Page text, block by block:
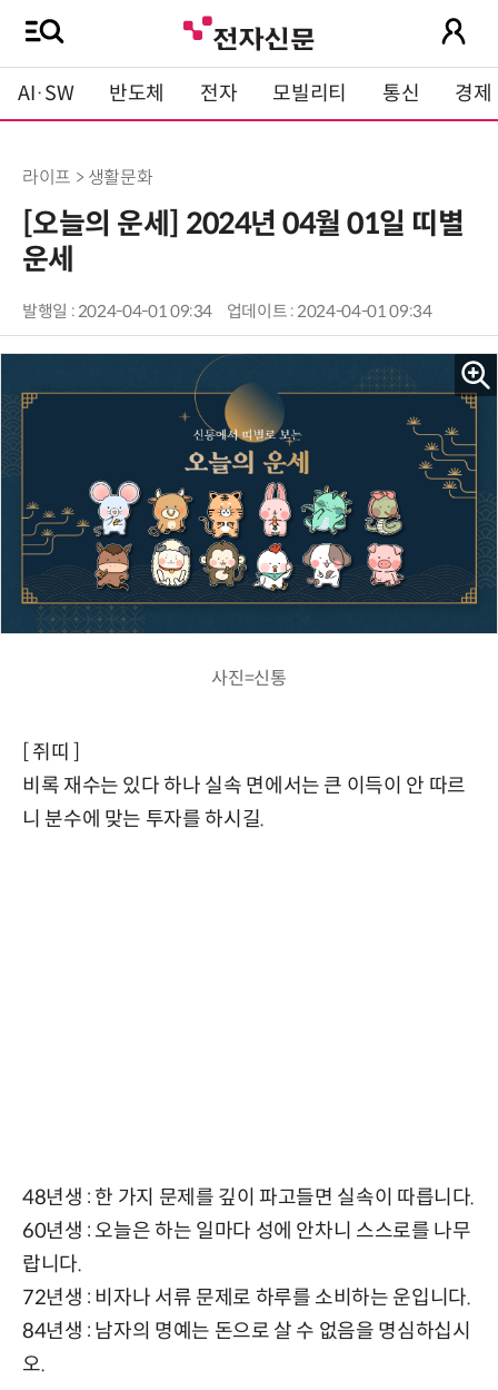
AI·SW 반도체 전자 모빌리티 통신 경제
라이프 > 생활문화
[오늘의 운세] 2024년 04월 01일 띠별
운세
발행일 : 2024-04-01 09:34 업데이트 : 2024-04-01 09:34
사진=신통
[ 쥐띠 ]
비록 재수는 있다 하나 실속 면에서는 큰 이득이 안 따르
니 분수에 맞는 투자를 하시길.
48년생 : 한 가지 문제를 깊이 파고들면 실속이 따릅니다.
60년생 : 오늘은 하는 일마다 성에 안차니 스스로를 나무
랍니다.
72년생 : 비자나 서류 문제로 하루를 소비하는 운입니다.
84년생 : 남자의 명예는 돈으로 살 수 없음을 명심하십시
오.